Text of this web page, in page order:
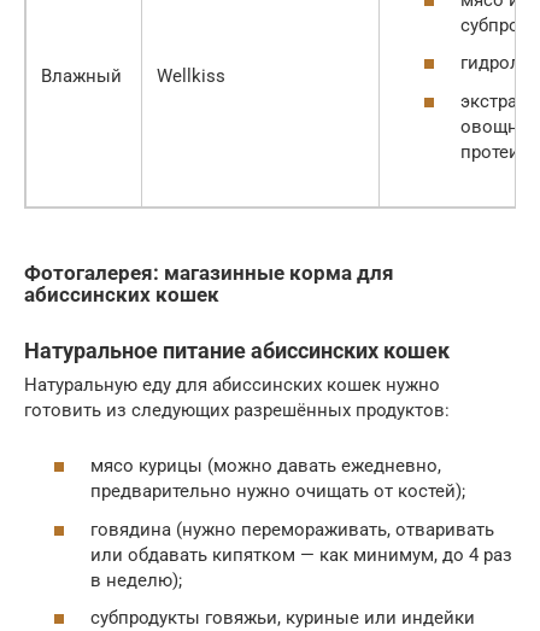
Влажный Wellkiss
овощных
Фотогалерея: магазинные корма для
абиссинских кошек
Натуральное питание абиссинских кошек
Натуральную еду для абиссинских кошек нужно
готовить из следующих разрешённых продуктов:
мясо курицы (можно давать ежедневно,
предварительно нужно очищать от костей);
говядина (нужно перемораживать, отваривать
или обдавать кипятком — как минимум, до 4 раз
в неделю);
субпродукты говяжьи, куриные или индейки